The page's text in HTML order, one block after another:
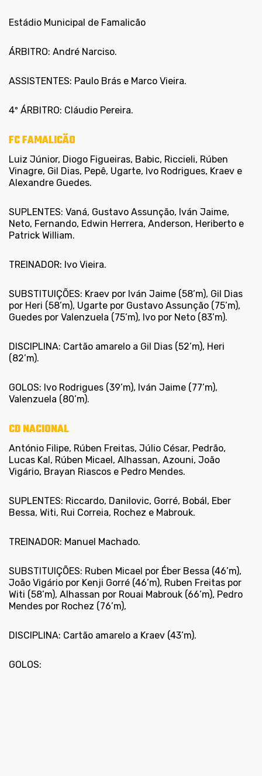
Estádio Municipal de Famalicão
ÁRBITRO: André Narciso.
ASSISTENTES: Paulo Brás e Marco Vieira.
4º ÁRBITRO: Cláudio Pereira.
FC FAMALICÃO
Luiz Júnior, Diogo Figueiras, Babic, Riccieli, Rúben
Vinagre, Gil Dias, Pepê, Ugarte, Ivo Rodrigues, Kraev e
Alexandre Guedes.
SUPLENTES: Vaná, Gustavo Assunção, Iván Jaime,
Neto, Fernando, Edwin Herrera, Anderson, Heriberto e
Patrick William.
TREINADOR: Ivo Vieira.
SUBSTITUIÇÕES: Kraev por Iván Jaime (58’m), Gil Dias
por Heri (58’m), Ugarte por Gustavo Assunção (75’m),
Guedes por Valenzuela (75’m), Ivo por Neto (83’m).
DISCIPLINA: Cartão amarelo a Gil Dias (52’m), Heri
(82’m).
GOLOS: Ivo Rodrigues (39’m), Iván Jaime (77’m),
Valenzuela (80’m).
CDNACIONAL
António Filipe, Rúben Freitas, Júlio César, Pedrão,
Lucas Kal, Rúben Micael, Alhassan, Azouni, João
Vigário, Brayan Riascos e Pedro Mendes.
SUPLENTES: Riccardo, Danilovic, Gorré, Bobál, Eber
Bessa, Witi, Rui Correia, Rochez e Mabrouk.
TREINADOR: Manuel Machado.
SUBSTITUIÇÕES: Ruben Micael por Éber Bessa (46’m),
João Vigário por Kenji Gorré (46’m), Ruben Freitas por
Witi (58’m), Alhassan por Rouai Mabrouk (66’m), Pedro
Mendes por Rochez (76’m),
DISCIPLINA: Cartão amarelo a Kraev (43’m).
GOLOS: